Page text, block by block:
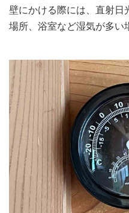
壁にかける際には、直射日
場所、浴室など湿気が多い